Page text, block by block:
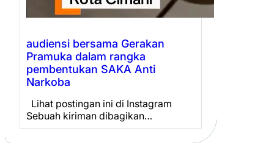
audiensi bersama Gerakan
Pramuka dalam rangka
pembentukan SAKA Anti
Narkoba
Lihat postingan ini di Instagram
Sebuah kiriman dibagikan…